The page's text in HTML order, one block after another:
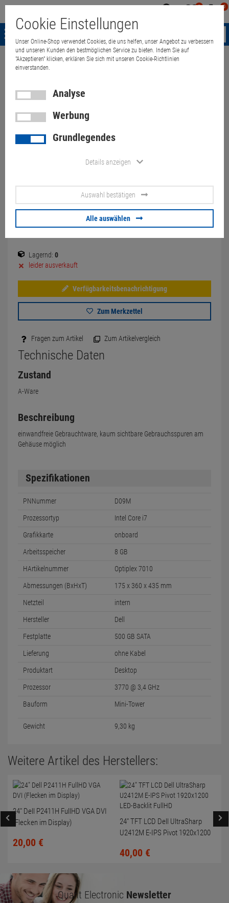
0 0
Menü
Weiter einkaufen
Dell Optiplex 7010 Quad Core
i7 3770 @ 3,4GHz 8GB 500GB
DVD-ROM Tower
99,00 €
Lagernd: 0
leider ausverkauft
Verfügbarkeitsbenachrichtigung
Zum Merkzettel
Fragen zum Artikel Zum Artikelvergleich
Technische Daten
Zustand
A-Ware
Beschreibung
einwandfreie Gebrauchtware, kaum sichtbare Gebrauchsspuren am
Gehäuse möglich
Spezifikationen
PNNummer D09M
Prozessortyp Intel Core i7
Grafikkarte onboard
Arbeitsspeicher 8 GB
HArtikelnummer Optiplex 7010
Abmessungen (BxHxT) 175 x 360 x 435 mm
Netzteil intern
Hersteller Dell
Festplatte 500 GB SATA
Lieferung ohne Kabel
Produktart Desktop
Prozessor 3770 @ 3,4 GHz
Bauform Mini-Tower
Gewicht 9,30 kg
Weitere Artikel des Herstellers:
24" Dell P2411H FullHD VGA DVI
(Flecken im Display)
20,00 €
24" TFT LCD Dell UltraSharp
U2412M E-IPS Pivot 1920x1200
40,00 €
Quant Electronic Newsletter
Cookie Einstellungen
Unser Online-Shop verwendet Cookies, die uns helfen, unser Angebot zu verbessern
und unseren Kunden den bestmöglichen Service zu bieten. Indem Sie auf
"Akzeptieren" klicken, erklären Sie sich mit unseren Cookie-Richtlinien
einverstanden.
Analyse
Werbung
Grundlegendes
Details anzeigen
Auswahl bestätigen
Alle auswählen